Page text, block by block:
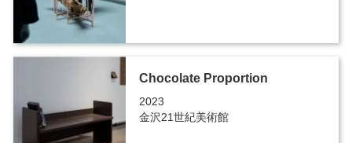
Chocolate Proportion
2023
金沢21世紀美術館